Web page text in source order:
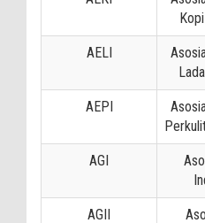
AELI
AEPI
AGI
AGII